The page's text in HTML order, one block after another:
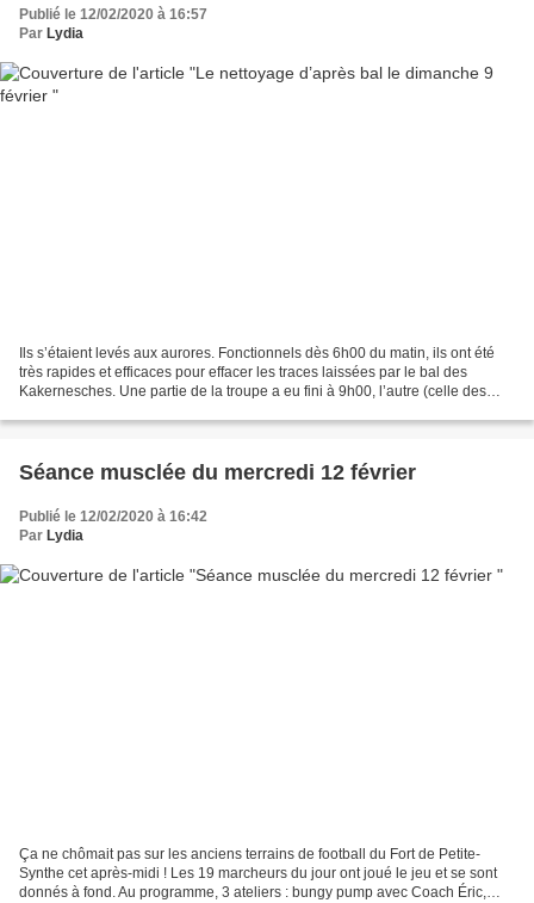
Publié le 12/02/2020 à 16:57
Par Lydia
Ils s’étaient levés aux aurores. Fonctionnels dès 6h00 du matin, ils ont été
très rapides et efficaces pour effacer les traces laissées par le bal des
Kakernesches. Une partie de la troupe a eu fini à 9h00, l’autre (celle des
Séance musclée du mercredi 12 février
Publié le 12/02/2020 à 16:42
Par Lydia
Ça ne chômait pas sur les anciens terrains de football du Fort de Petite-
Synthe cet après-midi ! Les 19 marcheurs du jour ont joué le jeu et se sont
donnés à fond. Au programme, 3 ateliers : bungy pump avec Coach Éric,